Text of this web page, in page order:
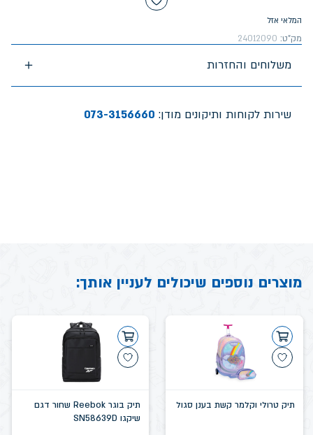
המלאי אזל
מק"ט: 24012090
משלוחים והחזרות
שירות לקוחות ותיקונים מודן: 073-3156660
מוצרים נוספים שיכולים לעניין אותך:
תיק טרולי וקלמר קשת בענן סגול
תיק בוגר Reebok שחור דגם
שיקגו SN58639D